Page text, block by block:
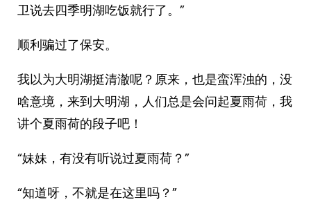
卫说去四季明湖吃饭就行了。”
顺利骗过了保安。
我以为大明湖挺清澈呢？原来，也是蛮浑浊的，没
啥意境，来到大明湖，人们总是会问起夏雨荷，我
讲个夏雨荷的段子吧！
“妹妹，有没有听说过夏雨荷？”
“知道呀，不就是在这里吗？”